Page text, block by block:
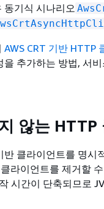
동기식 시나리오
AWS CRT 기반 HTTP
을 추가하는 방법, 서
않는 HTTP
반 클라이언트를 명시
라이언트를 제거할
시간이 단축되므로